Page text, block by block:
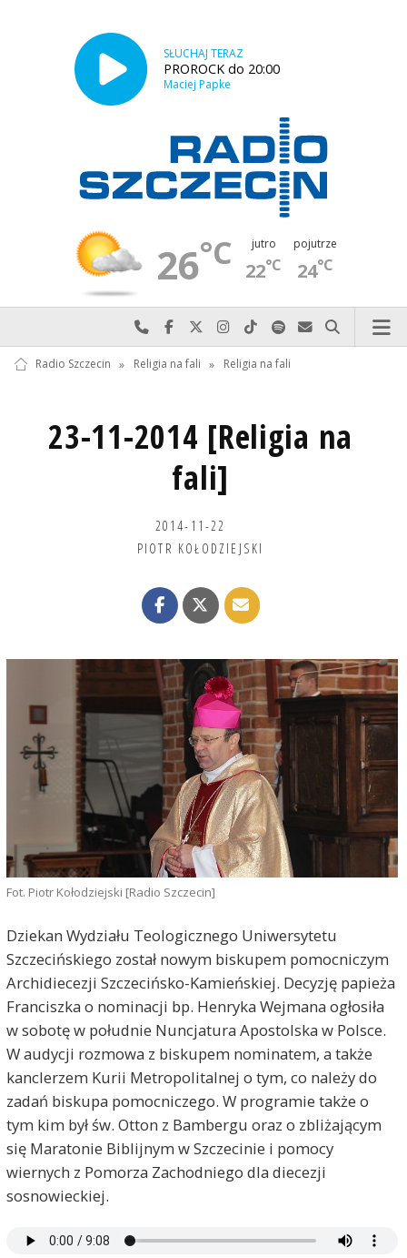
SŁUCHAJ TERAZ
PROROCK do 20:00
Maciej Papke
26°C jutro
22°C
pojutrze
24°C
Najlepiej po prostu do nas zadzwoń
Odwiedź nas na Facebook-u
Odwiedź nas na X
Odwiedź nas na Instagram-ie
Odwiedź nas na TikTok-u
Szukaj nas na Spotify
Wyślij do nas
Szukaj
Radio Szczecin » Religia na fali » Religia na fali
23-11-2014 [Religia na
fali]
2014-11-22
PIOTR KOŁODZIEJSKI
Fot. Piotr Kołodziejski [Radio Szczecin]
Dziekan Wydziału Teologicznego Uniwersytetu
Szczecińskiego został nowym biskupem pomocniczym
Archidiecezji Szczecińsko-Kamieńskiej. Decyzję papieża
Franciszka o nominacji bp. Henryka Wejmana ogłosiła
w sobotę w południe Nuncjatura Apostolska w Polsce.
W audycji rozmowa z biskupem nominatem, a także
kanclerzem Kurii Metropolitalnej o tym, co należy do
zadań biskupa pomocniczego. W programie także o
tym kim był św. Otton z Bambergu oraz o zbliżającym
się Maratonie Biblijnym w Szczecinie i pomocy
wiernych z Pomorza Zachodniego dla diecezji
sosnowieckiej.